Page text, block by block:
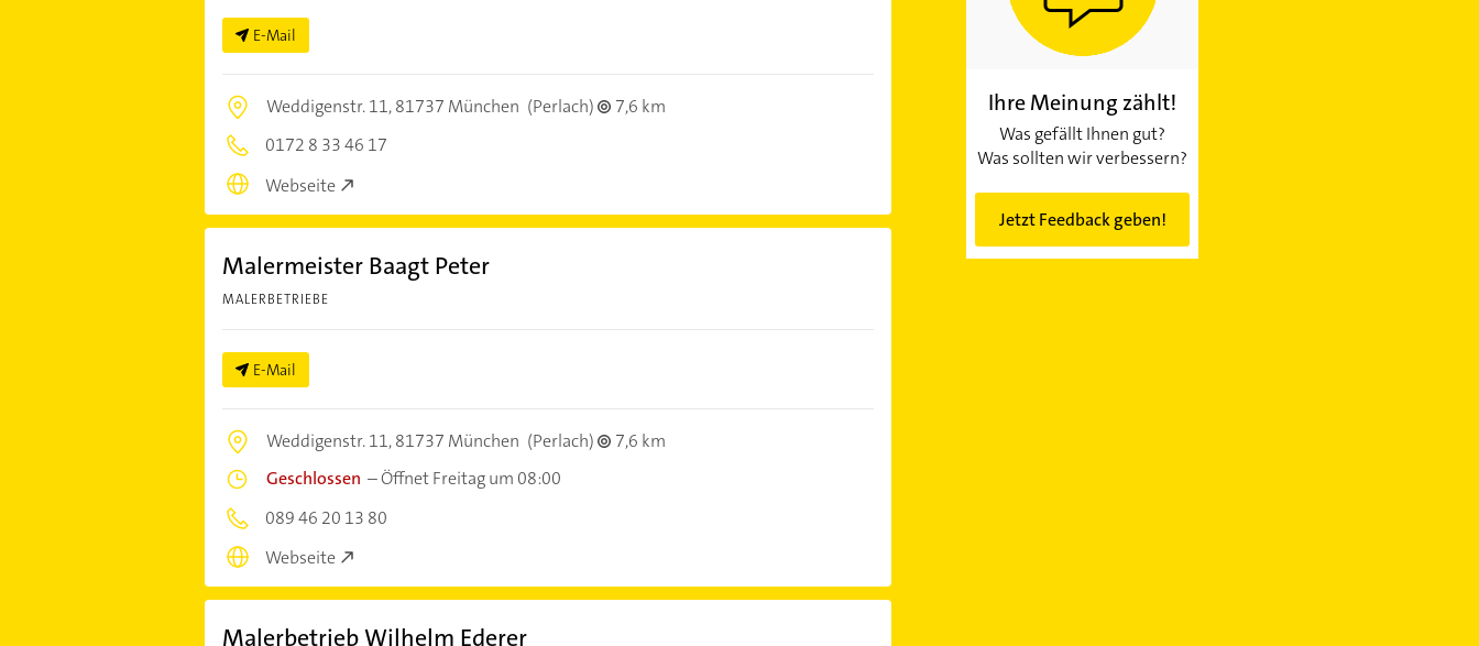
E-Mail
Weddigenstr. 11,81737 München (Perlach)
7,6 km
0172 8 33 46 17
Webseite
Malermeister Baagt Peter
MALERBETRIEBE
E-Mail
Weddigenstr. 11,81737 München (Perlach)
7,6 km
Geschlossen –Öffnet Freitag um 08:00
089 46 20 13 80
Webseite
Malerbetrieb Wilhelm Ederer
Ihre Meinung zählt!
Was gefällt Ihnen gut?
Was sollten wir verbessern?
Jetzt Feedback geben!